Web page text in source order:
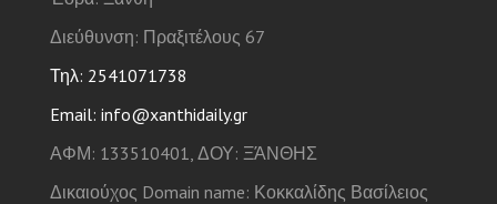
Διεύθυνση: Πραξιτέλους 67
Τηλ: 2541071738
Email: info@xanthidaily.gr
ΑΦΜ: 133510401, ΔΟΥ: ΞΆΝΘΗΣ
Δικαιούχος Domain name: Κοκκαλίδης Βασίλειος